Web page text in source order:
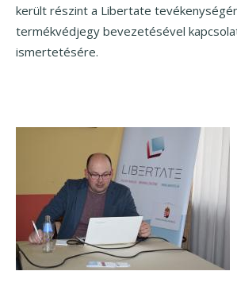
került részint a Libertate
termékvédjegy bevezetésével
ismertetésére.